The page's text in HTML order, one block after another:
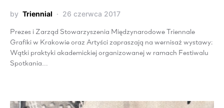
by Triennial 26 czerwca 2017
Prezes i Zarząd Stowarzyszenia Międzynarodowe Triennale
Grafiki w Krakowie oraz Artyści zapraszają na wernisaż wystawy:
Wątki praktyki akademickiej organizowanej w ramach Festiwalu
Spotkania…